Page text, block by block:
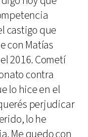
castigo que
con Matías
2016. Cometí
contra
lo hice en el
perjudicar
lo he
Me quedo con